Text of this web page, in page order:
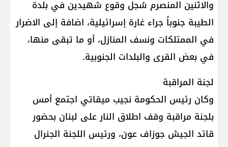
والاثنين المنصرم سُجل وقوع شهيدين في بلدة
الطيبة جنوباً جراء غارة إسرائيلية، اضافة إلى الاضرار
في الممتلكات ونسف المنازل، أو ما تبقى منها،
في بعض القرى والبلدات الجنوبية.
لجنة المراقبة
وكان رئيس الحكومة نجيب ميقاتي اجتمع أمس
بلجنة مراقبة وقف اطلاق النار على لبنان بحضور
قائد الجيش جوزاف عون، ورئيس اللجنة الجنرال